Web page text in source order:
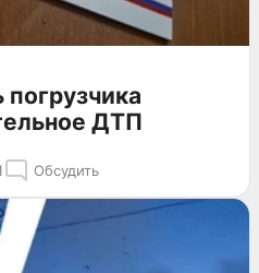
ДТП
Обсудить